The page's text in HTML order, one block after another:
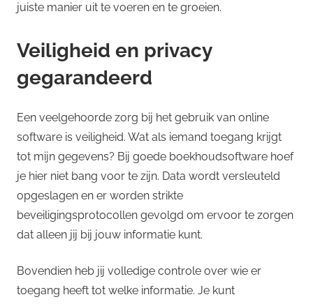
juiste manier uit te voeren en te groeien.
Veiligheid en privacy
gegarandeerd
Een veelgehoorde zorg bij het gebruik van online
software is veiligheid. Wat als iemand toegang krijgt
tot mijn gegevens? Bij goede boekhoudsoftware hoef
je hier niet bang voor te zijn. Data wordt versleuteld
opgeslagen en er worden strikte
beveiligingsprotocollen gevolgd om ervoor te zorgen
dat alleen jij bij jouw informatie kunt.
Bovendien heb jij volledige controle over wie er
toegang heeft tot welke informatie. Je kunt